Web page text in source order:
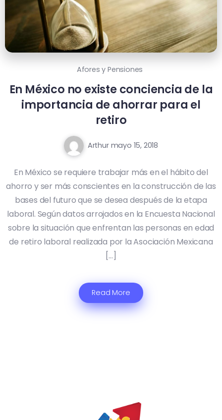
Afores y Pensiones
En México no existe conciencia de la
importancia de ahorrar para el
retiro
Arthur mayo 15, 2018
En México se requiere trabajar más en el hábito del
ahorro y ser más conscientes en la construcción de las
bases del futuro que se desea después de la etapa
laboral. Según datos arrojados en la Encuesta Nacional
sobre la situación que enfrentan las personas en edad
de retiro laboral realizada por la Asociación Mexicana
[…]
Read More